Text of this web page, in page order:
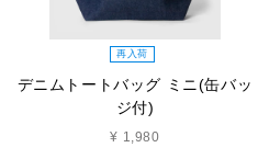
再入荷
デニムトートバッグ ミニ(缶バッ
ジ付)
¥ 1,980